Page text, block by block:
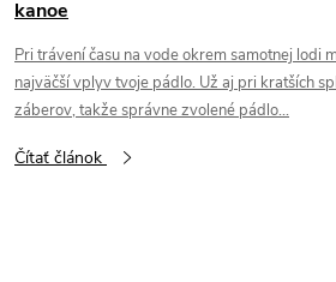
kanoe
Pri trávení času na vode okrem samotnej lodi
najväčší vplyv tvoje pádlo. Už aj pri kratších
záberov, takže správne zvolené pádlo...
Čítať článok